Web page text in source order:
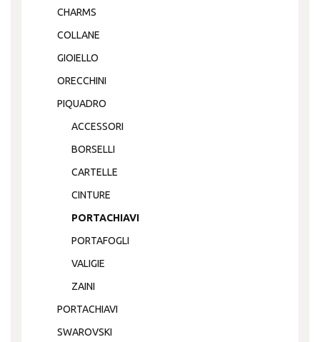
CHARMS
COLLANE
GIOIELLO
ORECCHINI
PIQUADRO
ACCESSORI
BORSELLI
CARTELLE
CINTURE
PORTACHIAVI
PORTAFOGLI
VALIGIE
ZAINI
PORTACHIAVI
SWAROVSKI